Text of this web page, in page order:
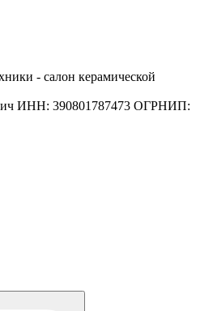
- салон керамической
ИНН: 390801787473 ОГРНИП: